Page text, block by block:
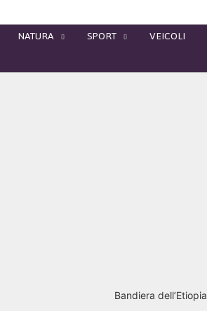
NATURA SPORT VEICOLI
Bandiera dell’Etiopia